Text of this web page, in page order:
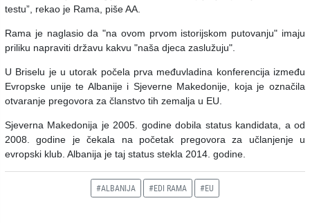
testu”, rekao je Rama, piše AA.
Rama je naglasio da "na ovom prvom istorijskom putovanju" imaju
priliku napraviti državu kakvu "naša djeca zaslužuju".
U Briselu je u utorak počela prva međuvladina konferencija između
Evropske unije te Albanije i Sjeverne Makedonije, koja je označila
otvaranje pregovora za članstvo tih zemalja u EU.
Sjeverna Makedonija je 2005. godine dobila status kandidata, a od
2008. godine je čekala na početak pregovora za učlanjenje u
evropski klub. Albanija je taj status stekla 2014. godine.
#ALBANIJA #EDI RAMA #EU